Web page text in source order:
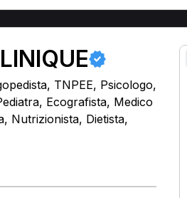
TNPEE, Psicologo,
Ecografista, Medico
Nutrizionista, Dietista,